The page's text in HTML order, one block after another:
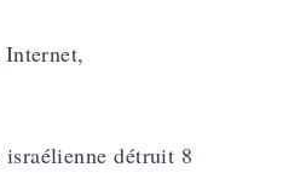
israélienne détruit 8